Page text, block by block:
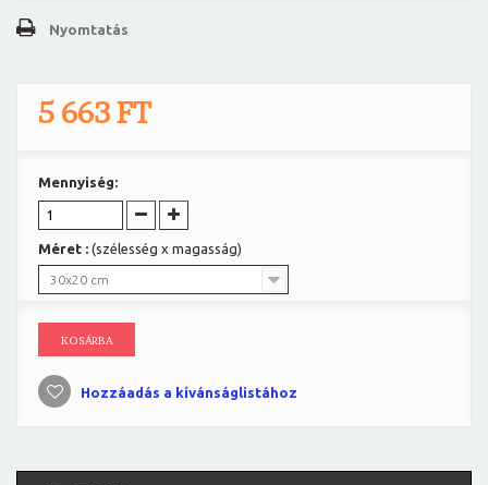
Nyomtatás
5 663 FT
Mennyiség:
Méret : (szélesség x magasság)
30x20 cm
KOSÁRBA
Hozzáadás a kívánságlistához